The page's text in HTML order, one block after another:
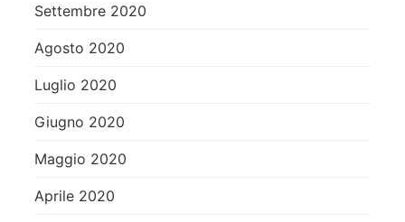
Settembre 2020
Agosto 2020
Luglio 2020
Giugno 2020
Maggio 2020
Aprile 2020